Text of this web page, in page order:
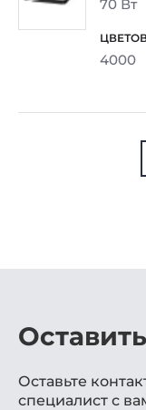
70 Вт
4000
Оставьте
специалист с